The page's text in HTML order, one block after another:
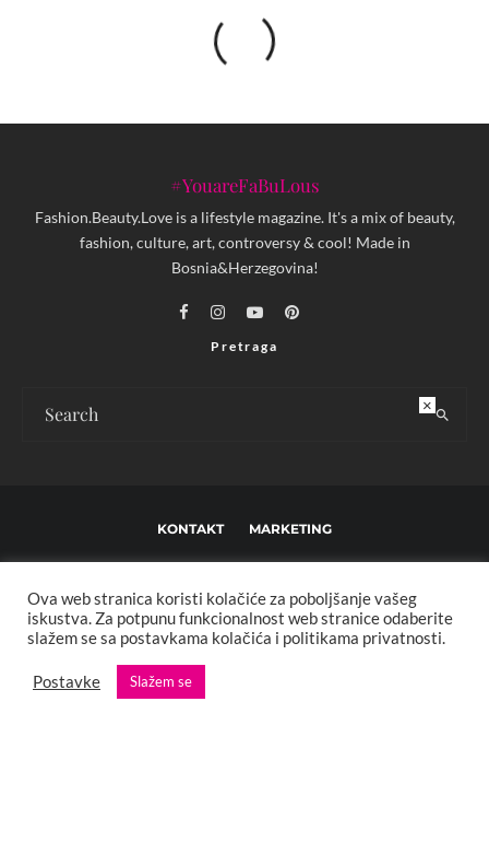
#YouareFaBuLous
Fashion.Beauty.Love is a lifestyle magazine. It's a mix of beauty,
fashion, culture, art, controversy & cool! Made in
Bosnia&Herzegovina!
Pretraga
KONTAKT MARKETING
IMPRESSUM O NAMA
Copyright © 2013 - 2025 FBL creative. Sva prava zadržana. Developed by:
XStreamThemes
Ova web stranica koristi kolačiće za poboljšanje vašeg
iskustva. Za potpunu funkcionalnost web stranice odaberite
slažem se sa postavkama kolačića i politikama privatnosti.
Postavke Slažem se
×